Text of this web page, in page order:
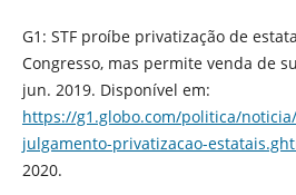
G1: STF proíbe privatização de
Congresso, mas permite venda de
jun. 2019. Disponível em:
https://g1.globo.com/politica/
julgamento-privatizacao-
2020.